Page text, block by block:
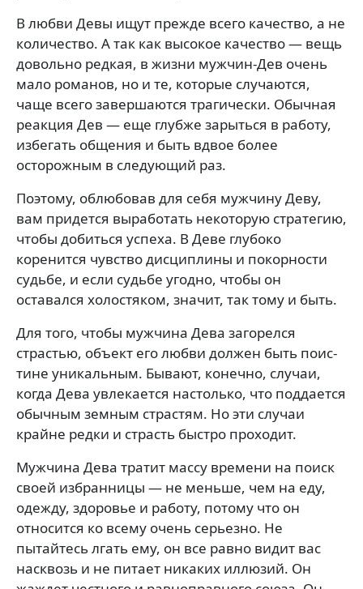
В любви Девы ищут прежде всего качество, а не
количество. А так как высокое качество — вещь
доволь­но редкая, в жизни мужчин-Дев очень
мало романов, но и те, которые случаются,
чаще всего завершаются трагически. Обычная
реакция Дев — еще глубже за­рыться в работу,
избегать общения и быть вдвое более
осторожным в следующий раз.
Поэтому, облюбовав для себя мужчину Деву,
вам придется выработать некото­рую стратегию,
чтобы добиться успеха. В Деве глубоко
коренится чувство дисциплины и покорности
судьбе, и если судьбе угодно, чтобы он
оставался хо­лостяком, значит, так тому и быть.
Для того, чтобы мужчина Дева заго­релся
страстью, объект его любви должен быть поис­
тине уникальным. Бывают, конечно, случаи,
когда Дева увлекается настолько, что поддается
обычным земным страстям. Но эти случаи
крайне редки и страсть быст­ро проходит.
Мужчина Дева тратит массу времени на поиск
своей избранницы — не меньше, чем на еду,
одежду, здоровье и работу, потому что он
относится ко всему очень серьезно. Не
пытайтесь лгать ему, он все равно видит вас
насквозь и не питает никаких ил­люзий. Он